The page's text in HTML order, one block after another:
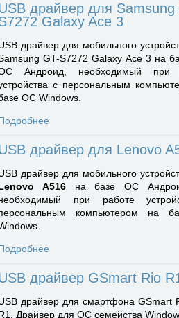
драйвер для Samsung
Galaxy Ace 3
драйвер для мобильного
GT-S7272 Galaxy Ace 3 на
Андроид, необходимый при
с персональным
ОС Windows.
драйвер для Lenovo
драйвер для мобильного
A516на базе ОС
при работе
компьютером на
драйвер GSmart Rio
драйвер для смартфона GSmart
Драйвер для ОС семейства